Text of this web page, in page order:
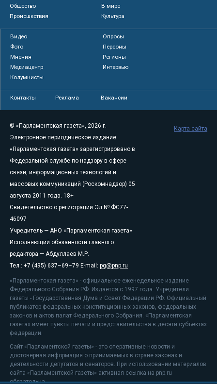
Общество
В мире
Происшествия
Культура
Видео
Опросы
Фото
Персоны
Мнения
Регионы
Медиацентр
Интервью
Колумнисты
Контакты Реклама Вакансии
© «Парламентская газета», 2026 г.
Электронное периодическое издание
«Парламентская газета» зарегистрировано в
Федеральной службе по надзору в сфере
связи, информационных технологий и
массовых коммуникаций (Роскомнадзор) 05
августа 2011 года. 18+
Свидетельство о регистрации Эл № ФС77-
46097
Учредитель — АНО «Парламентская газета»
Исполняющий обязанности главного
редактора — Абдуллаев М.Р.
Тел.: +7 (495) 637–69–79 E-mail: pg@pnp.ru
«Парламентская газета» - официальное еженедельное издание
Федерального Собрания РФ. Издается с 1997 года. Учредители
газеты - Государственная Дума и Совет Федерации РФ. Официальный
публикатор федеральных конституционных законов, федеральных
законов и актов палат Федерального Собрания. «Парламентская
газета» имеет пункты печати и представительства в десяти субъектах
федерации.
Сайт «Парламентской газеты» - это оперативные новости и
достоверная информация о принимаемых в стране законах и
деятельности депутатов и сенаторов. При использовании материалов
сайта «Парламентской газеты» активная ссылка на pnp.ru
обязательна.
Карта сайта